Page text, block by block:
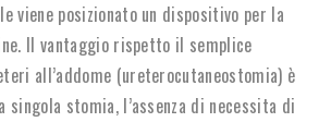
viene posizionato un dispositivo per la
Il vantaggio rispetto il semplice
all’addome (ureterocutaneostomia) è
singola stomia, l’assenza di necessita di